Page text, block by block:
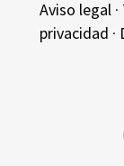
Aviso legal ·
privacidad ·